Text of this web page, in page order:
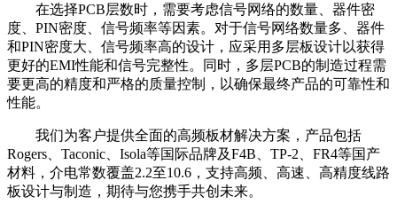
在选择PCB层数时，需要考虑信号网络的数量、器件密
度、PIN密度、信号频率等因素。对于信号网络数量多、器件
和PIN密度大、信号频率高的设计，应采用多层板设计以获得
更好的EMI性能和信号完整性。同时，多层PCB的制造过程需
要更高的精度和严格的质量控制，以确保最终产品的可靠性和
性能。
我们为客户提供全面的高频板材解决方案，产品包括
Rogers、Taconic、Isola等国际品牌及F4B、TP-2、FR4等国产
材料，介电常数覆盖2.2至10.6，支持高频、高速、高精度线路
板设计与制造，期待与您携手共创未来。